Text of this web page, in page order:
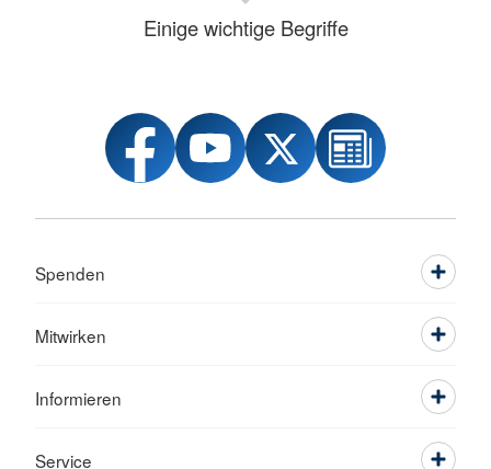
Einige wichtige Begriffe
Spenden
Mitwirken
Informieren
Service